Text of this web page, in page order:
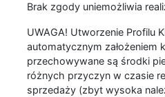
Brak zgody uniemożliwia
UWAGA! Utworzenie Profilu
automatycznym założeniem
przechowywane są środki
różnych przyczyn w czasie
sprzedaży (zbyt wysoka